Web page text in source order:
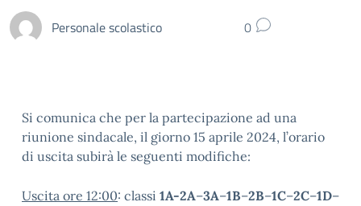
Personale scolastico 0
Si comunica che per la partecipazione ad una
riunione sindacale, il giorno 15 aprile 2024, l’orario
di uscita subirà le seguenti modifiche:
Uscita ore 12:00: classi 1A-2A–3A–1B–2B–1C–2C–1D–